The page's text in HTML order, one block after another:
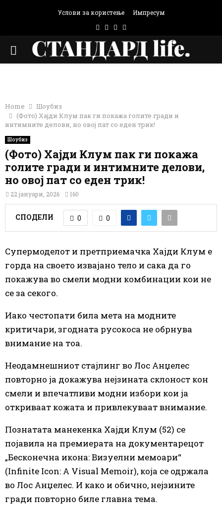
Услови за користење Импресум
Facebook
Instagram
Email
PRIMARY
Home
Шоубиз
(Фото) Хајди Клум пак ги покажа голите гради и
интимните делови, но овој пат со еден трик!
Шоубиз
(Фото) Хајди Клум пак ги покажа
голите гради и интимните делови,
но овој пат со еден трик!
22 јануари, 2026 160
СПОДЕЛИ 0 0
Супермоделот и претприемачка Хајди Клум е
горда на своето извајано тело и сака да го
покажува во смели модни комбинации кои не
се за секого.
Иако честопати била мета на модните
критичари, згодната русокоса не обрнува
внимание на тоа.
Неодамнешниот стајлинг во Лос Анџелес
повторно ја докажува нејзината склоност кон
смели и впечатливи модни избори кои ја
откриваат кожата и привлекуваат внимание.
Познатата манекенка Хајди Клум (52) се
појавила на премиерата на документарецот
„Бесконечна икона: Визуелни мемоари“
(Infinite Icon: A Visual Memoir), која се одржала
во Лос Анџелес. И како и обично, нејзините
гради повторно биле главна тема.